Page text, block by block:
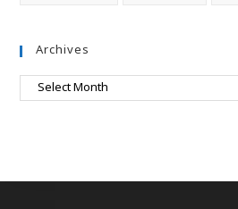
Archives
Archives